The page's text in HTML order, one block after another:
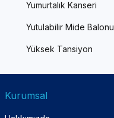
Yumurtalık Kanseri
Yutulabilir Mide Balonu
Yüksek Tansiyon
Kurumsal